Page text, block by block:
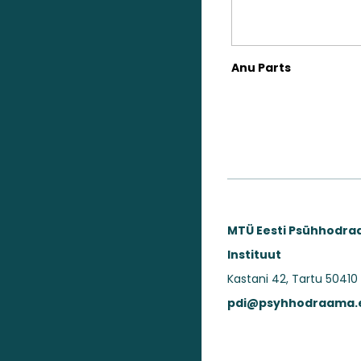
Anu Parts
MTÜ Eesti
Instituut
Kastani 42, Tartu 50410